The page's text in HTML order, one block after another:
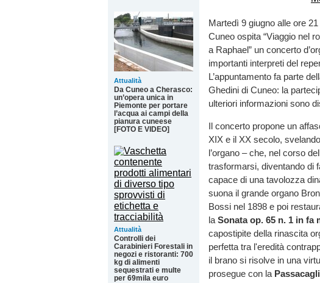
Attualità
Da Cuneo a Cherasco:
un’opera unica in
Piemonte per portare
l’acqua ai campi della
pianura cuneese
[FOTO E VIDEO]
Attualità
Controlli dei
Carabinieri Forestali in
negozi e ristoranti: 700
kg di alimenti
sequestrati e multe
per 69mila euro
Martedì 9 giugno alle ore
Cuneo ospita “Viaggio nel
a Raphael” un concerto
importanti interpreti del
L’appuntamento fa parte
Ghedini di Cuneo: la
ulteriori informazioni sono
Il concerto propone un
XIX e il XX secolo,
l’organo – che, nel corso
trasformarsi, diventando di
capace di una tavolozza
suona il grande organo
Bossi nel 1898 e poi
la Sonata op. 65 n. 1 in
capostipite della rinascita
perfetta tra l'eredità
il brano si risolve in una
prosegue con la